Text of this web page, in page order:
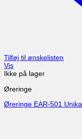
Tilføj til ønskelisten
Vis
Ikke på lager
Øreringe
Øreringe EAR-501 Unika